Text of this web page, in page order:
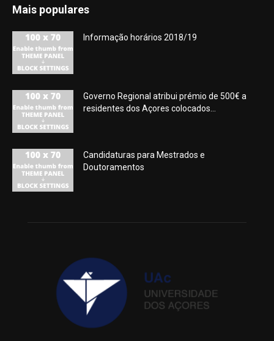
Mais populares
Informação horários 2018/19
Governo Regional atribui prémio de 500€ a
residentes dos Açores colocados...
Candidaturas para Mestrados e
Doutoramentos